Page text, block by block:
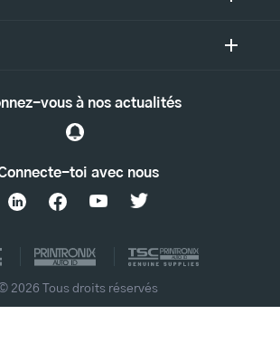
toi avec nous
vous à nos actualités
2026 Tous droits réservés